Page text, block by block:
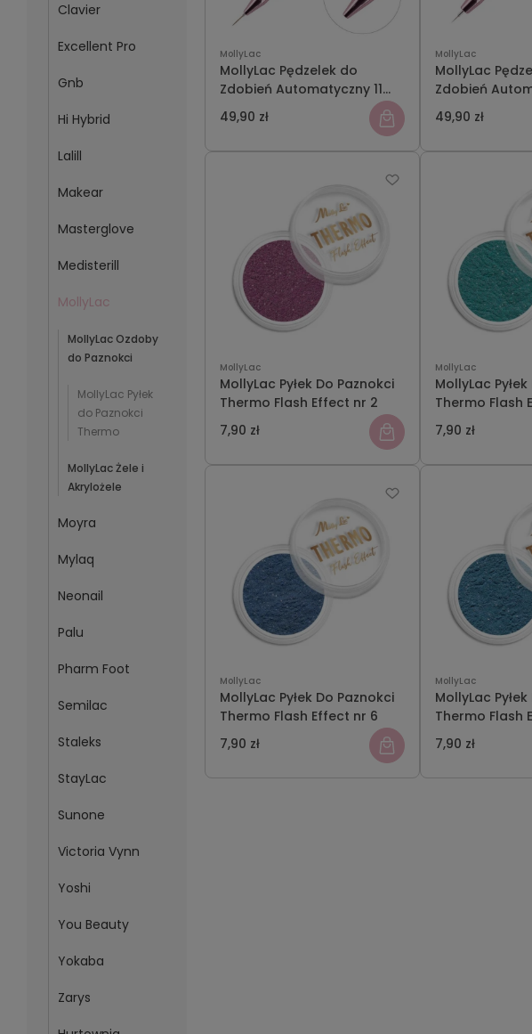
Clavier
Excellent Pro
Gnb
Hi Hybrid
Lalill
Makear
Masterglove
Medisterill
MollyLac
MollyLac Ozdoby
do Paznokci
MollyLac Pyłek
do Paznokci
Thermo
MollyLac Żele i
Akrylożele
Moyra
Mylaq
Neonail
Palu
Pharm Foot
Semilac
Staleks
StayLac
Sunone
Victoria Vynn
Yoshi
You Beauty
Yokaba
Zarys
MollyLac
MollyLac Pędzelek do
Zdobień Automatyczny 11
mm
49,90 zł
MollyLac
MollyLac
Zdobień
mm
49,90 zł
MollyLac
MollyLac Pyłek Do Paznokci
Thermo Flash Effect nr 2
7,90 zł
MollyLac
MollyLac
Thermo Flash
7,90 zł
MollyLac
MollyLac Pyłek Do Paznokci
Thermo Flash Effect nr 6
7,90 zł
MollyLac
MollyLac
Thermo Flash
7,90 zł